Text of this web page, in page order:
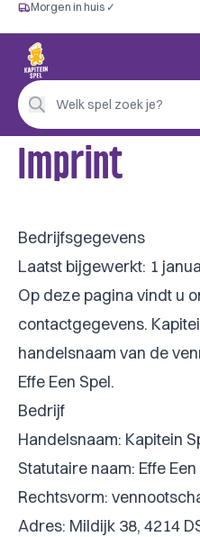
Gratis vanaf €60
Morgen in huis ✓
Persoonlijk advies
4,9/5 —
Morgen in huis ✓
Welk spel zoek je?
Imprint
Bedrijfsgegevens
Laatst bijgewerkt: 1
Op deze pagina vindt u
contactgegevens.
handelsnaam van de
Effe Een Spel.
Bedrijf
Handelsnaam: Kapitein
Statutaire naam: Effe Een
Rechtsvorm:
Adres: Mildijk 38, 4214